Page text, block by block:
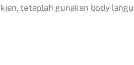
tetaplah gunakan body